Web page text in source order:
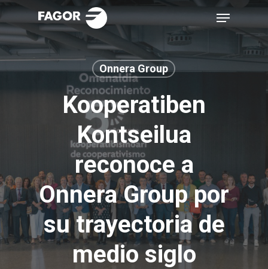
Skip
to
main
Menu
Onnera Group
Kooperatiben
Kontseilua
reconoce a
Onnera Group por
su trayectoria de
medio siglo